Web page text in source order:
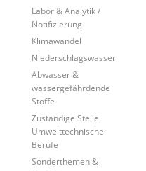
Labor & Analytik /
Notifizierung
Klimawandel
Niederschlagswasser
Abwasser &
wassergefährdende
Stoffe
Zuständige Stelle
Umwelttechnische
Berufe
Sonderthemen &